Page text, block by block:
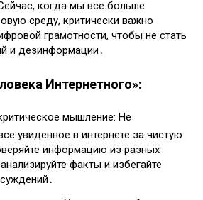
когда мы все больше
среду, критически важно
грамотности, чтобы не стать
и дезинформации․
Интернетного»:
мышление: Не
увиденное в интернете за чистую
информацию из разных
факты и избегайте